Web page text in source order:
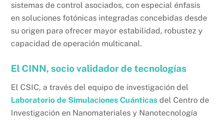
sistemas de control asociados, con especial énfasis
en soluciones fotónicas integradas concebidas desde
su origen para ofrecer mayor estabilidad, robustez y
capacidad de operación multicanal.
El CINN, socio validador de tecnologías
El CSIC, a través del equipo de investigación del
Laboratorio de Simulaciones Cuánticas del Centro de
Investigación en Nanomateriales y Nanotecnología